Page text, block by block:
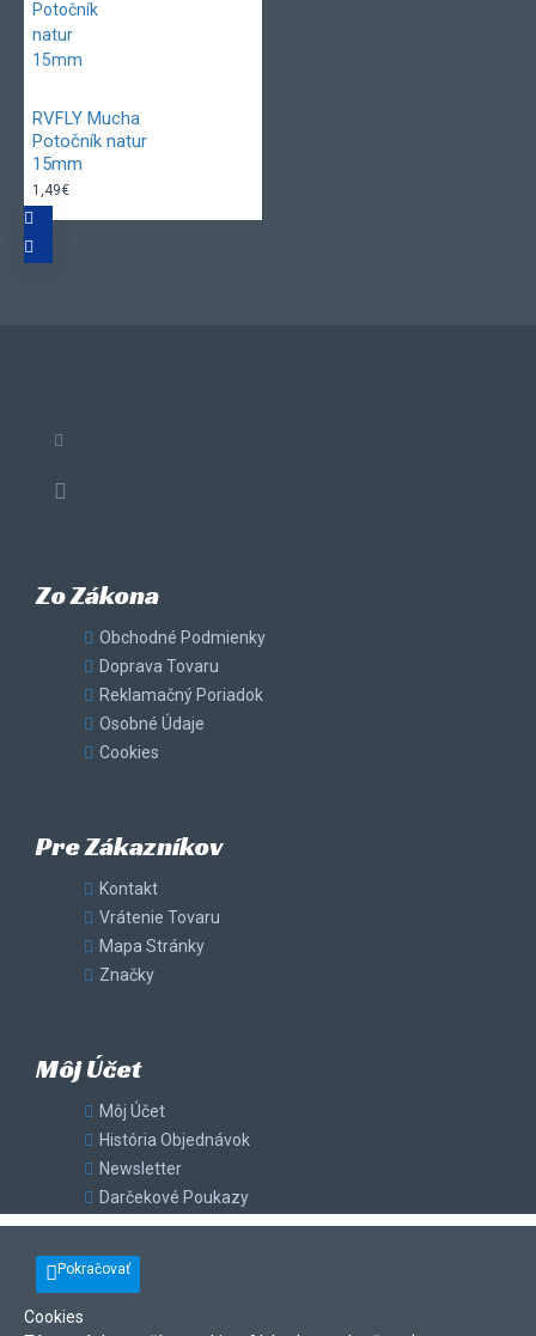
RVFLY Mucha
Potočník natur
15mm
1,49€
Zo Zákona
Obchodné Podmienky
Doprava Tovaru
Reklamačný Poriadok
Osobné Údaje
Cookies
Pre Zákazníkov
Kontakt
Vrátenie Tovaru
Mapa Stránky
Značky
Môj Účet
Môj Účet
História Objednávok
Newsletter
Darčekové Poukazy
Pokračovať
Cookies